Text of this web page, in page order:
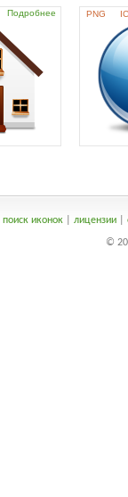
Подробнее PNG
поиск иконок| лицензии|
©